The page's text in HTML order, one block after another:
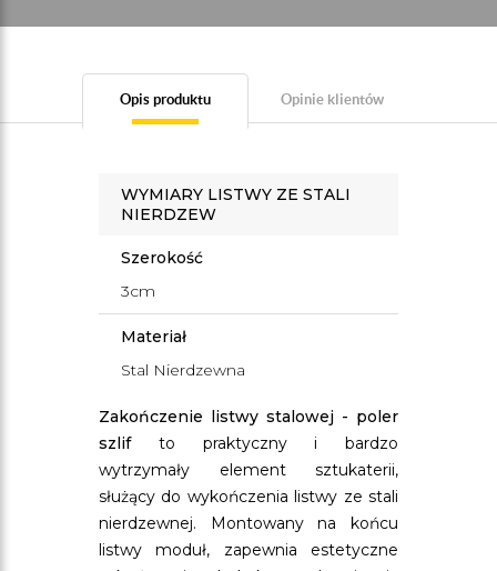
Opis produktu Opinie klientów
WYMIARY LISTWY ZE STALI
NIERDZEW
Szerokość
3cm
Materiał
Stal Nierdzewna
Zakończenie listwy stalowej - poler
szlif to praktyczny i bardzo
wytrzymały element sztukaterii,
służący do wykończenia listwy ze stali
nierdzewnej. Montowany na końcu
listwy moduł, zapewnia estetyczne